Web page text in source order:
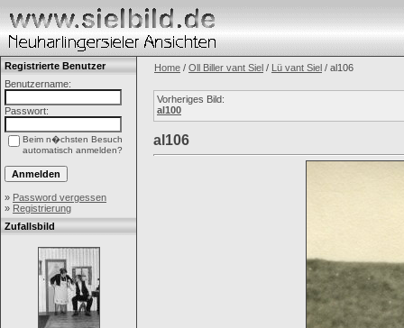
Registrierte Benutzer
Benutzername:
Passwort:
Beim n�chsten Besuch
automatisch anmelden?
» Password vergessen
» Registrierung
Zufallsbild
Home / Oll Biller vant Siel / Lü vant Siel / al106
Vorheriges Bild:
al100
al106